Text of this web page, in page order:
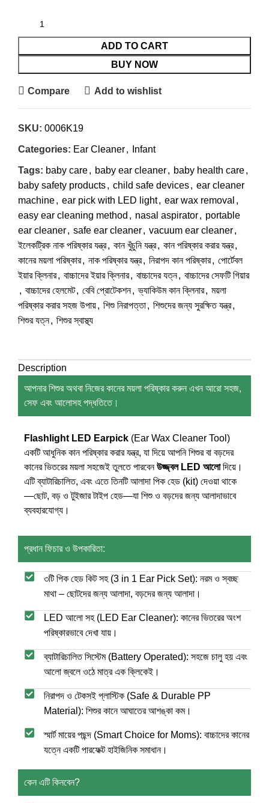
ADD TO CART
BUY NOW
Compare Add to wishlist
SKU: 0006K19
Categories: Ear Cleaner, Infant
Tags: baby care, baby ear cleaner, baby health care,
baby safety products, child safe devices, ear cleaner
machine, ear pick with LED light, ear wax removal ,
easy ear cleaning method , nasal aspirator, portable
ear cleaner, safe ear cleaner, vacuum ear cleaner,
ইলেকট্রিক নাক পরিষ্কার যন্ত্র, কান খুঁচুনি যন্ত্র, কান পরিষ্কার করার যন্ত্র,
কানের ময়লা পরিষ্কার, নাক পরিষ্কার যন্ত্র, নিরাপদ কান পরিষ্কার, পোর্টেবল
ইয়ার ক্লিনার, বাচ্চাদের ইয়ার ক্লিনার, বাচ্চাদের যত্ন, বাচ্চাদের সেফটি গিয়ার
, বাচ্চাদের হেলমেট, বেবি প্রোটেকশন, ভ্যাকিউম কান ক্লিনার, ময়লা
পরিষ্কার করার সহজ উপায়, শিশু নিরাপত্তা, শিশুদের জন্য সুরক্ষিত যন্ত্র,
শিশুর যত্ন, শিশুর স্বাস্থ্য
Description
আপনার শিশুর অথবা নিজের কানের ময়লা পরিষ্কার করুন এখন আরো সহজ,
সেফ এবং আলোসহ পদ্ধতিতে।
Flashlight LED Earpick (Ear Wax Cleaner Tool)
একটি আধুনিক কান পরিষ্কার করার যন্ত্র, যা দিয়ে আপনি শিশুর বা বড়দের
কানের ভিতরের ময়লা সহজেই তুলতে পারবেনউজ্জ্বল LED আলোদিয়ে।
এটি ব্যাটারিচালিত, এবং এতে তিনটি আলাদা পিক হেড (kit) দেওয়া থাকে
—ছোট, বড় ও টুইজার টাইপ হেড—যা শিশু ও বড়দের জন্য আলাদাভাবে
ব্যবহারযোগ্য।
প্রধান ফিচার ও উপকারিতা:
৩টি পিক হেড কিট সহ (3 in 1 Ear Pick Set): নরম ও স্বচ্ছ
মাথা – ছোটদের জন্য আলাদা, বড়দের জন্য আলাদা।
LED আলো সহ (LED Ear Cleaner): কানের ভিতরের অংশ
পরিষ্কারভাবে দেখা যায়।
ব্যাটারিচালিত সিস্টেম (Battery Operated): সহজে চালু হয় এবং
আলো জ্বলে ওঠে মাত্র এক ক্লিকেই।
নিরাপদ ও টেকসই প্লাস্টিক (Safe & Durable PP
Material): শিশুর কানে আঘাতের আশঙ্কা কম।
স্মার্ট মায়ের পছন্দ (Smart Choice for Moms): বাচ্চাদের কানের
যত্নে একটি পারফেক্ট হাইজিনিক সমাধান।
কেন এটি কিনবেন?